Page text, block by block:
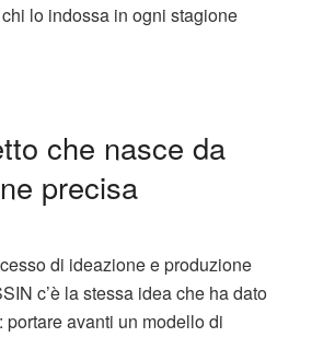
lo indossa in ogni stagione
che nasce da
precisa
di ideazione e produzione
c’è la stessa idea che ha dato
portare avanti un modello di